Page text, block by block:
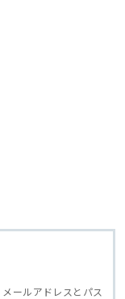
メールアドレスとパス